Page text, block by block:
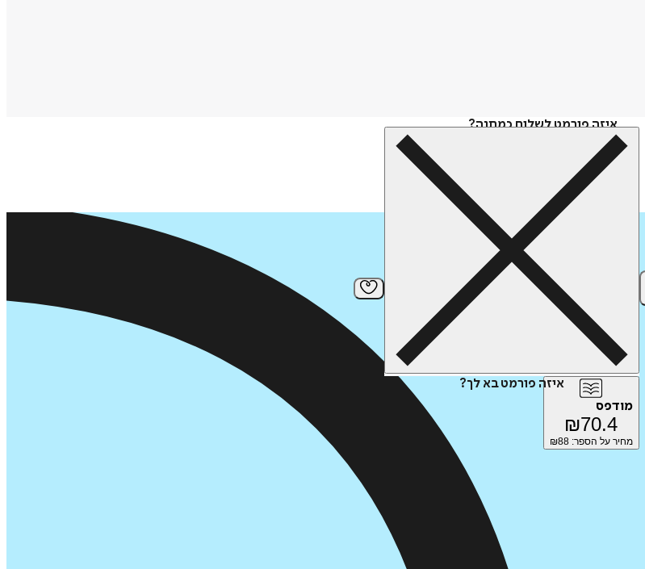
איזה פורמט לשלוח כמתנה?
איזה פורמט בא לך?
מודפס
₪70.4
מחיר על הספר: ₪88